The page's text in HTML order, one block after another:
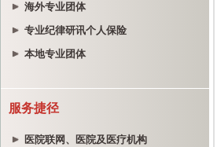
海外专业团体
专业纪律研讯个人保险
本地专业团体
服务捷径
医院联网、医院及医疗机构